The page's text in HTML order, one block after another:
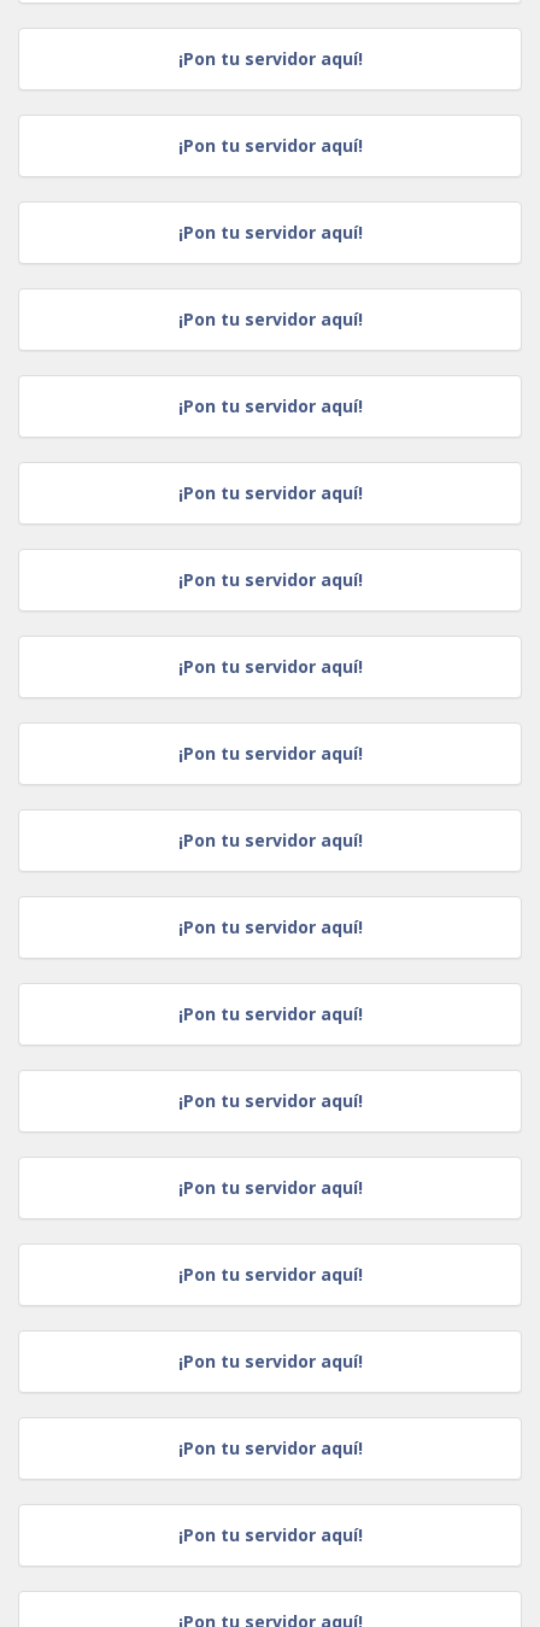
¡Pon tu servidor aquí!
¡Pon tu servidor aquí!
¡Pon tu servidor aquí!
¡Pon tu servidor aquí!
¡Pon tu servidor aquí!
¡Pon tu servidor aquí!
¡Pon tu servidor aquí!
¡Pon tu servidor aquí!
¡Pon tu servidor aquí!
¡Pon tu servidor aquí!
¡Pon tu servidor aquí!
¡Pon tu servidor aquí!
¡Pon tu servidor aquí!
¡Pon tu servidor aquí!
¡Pon tu servidor aquí!
¡Pon tu servidor aquí!
¡Pon tu servidor aquí!
¡Pon tu servidor aquí!
¡Pon tu servidor aquí!